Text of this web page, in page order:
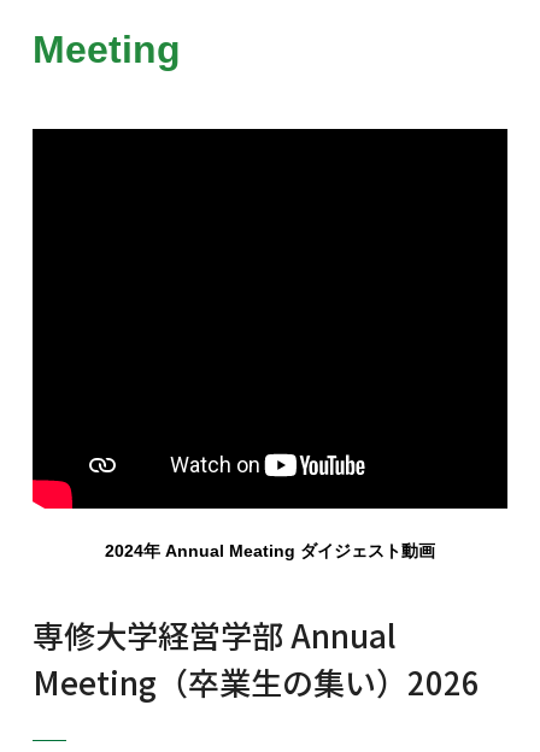
Meeting
2024年 Annual Meating ダイジェスト動画
専修大学経営学部 Annual
Meeting（卒業生の集い）2026